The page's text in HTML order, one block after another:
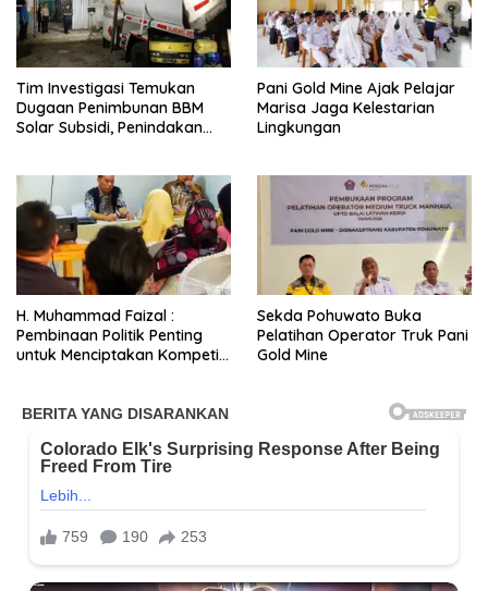
Tim Investigasi Temukan
Dugaan Penimbunan BBM
Solar Subsidi, Penindakan
Pani Gold Mine Ajak Pelajar
Marisa Jaga Kelestarian
Lingkungan
H. Muhammad Faizal :
Pembinaan Politik Penting
untuk Menciptakan Kompetisi
Sekda Pohuwato Buka
Pelatihan Operator Truk Pani
Gold Mine